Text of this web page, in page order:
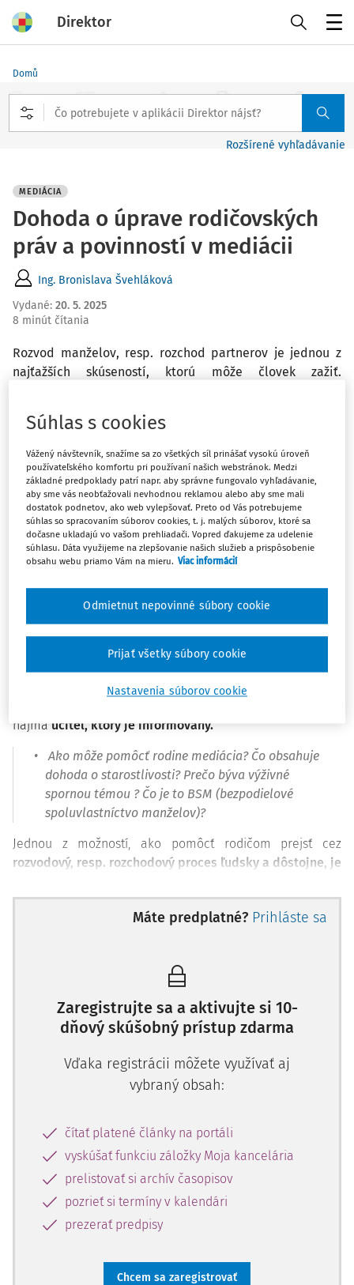
Direktor
Domů
Rozšírené vyhľadávanie
MEDIÁCIA
Dohoda o úprave rodičovských
práv a povinností v mediácii
Ing. Bronislava Švehláková
Vydané: 20. 5. 2025
8 minút čítania
Rozvod manželov, resp. rozchod partnerov je jednou z
najťažších skúseností, ktorú môže človek zažiť.
strachu. Ich pocity sa zrkadlia v ich správaní aj v škole, v
rovesníckych vzťahoch, pozorovať ich možno pri
školskom výkone, v ich sebavedomí. Preto je dôležité,
aby im nielen rodičia, ale aj učitelia, ktorí s nimi trávia
veľa času, poskytli dostatok pozornosti, podpory
a porozumenia.
priestore, ktorým škola v napätých rodinných
situáciách často je, môže byť pre deti dôležité aj z
hľadiska vytvárania ich sebaobrazu
a sebahodnotenia.
najmä učiteľ, ktorý je informovaný.
Ako môže pomôcť rodine mediácia? Čo obsahuje
dohoda o starostlivosti? Prečo býva výživné
spornou témou ? Čo je to BSM (bezpodielové
spoluvlastníctvo manželov)?
Jednou z možností, ako pomôcť rodičom prejsť cez
rozvodový, resp. rozchodový proces ľudsky a dôstojne, je
v posledných rokoch výraznou pomocou pre rodičov, ako
vyriešiť ich konflikt tak, aby všetci zúčastnení trpeli čo
Rozvod je spojený aj s konaním o úpravu výkonu
rodičovských práv a povinností.
maloletých detí rozvádzajú, môžu sa dohodnúť na
otázkach starostlivosti o deti
Máte predplatné? Prihláste sa
Zaregistrujte sa a aktivujte si 10-
dňový skúšobný prístup zdarma
Vďaka registrácii môžete využívať aj
vybraný obsah:
čítať platené články na portáli
vyskúšať funkciu záložky Moja kancelária
prelistovať si archív časopisov
pozrieť si termíny v kalendári
prezerať predpisy
Chcem sa zaregistrovať
Súhlas s cookies
Vážený návštevník, snažíme sa zo všetkých síl prinášať vysokú úroveň
používateľského komfortu pri používaní našich webstránok. Medzi
základné predpoklady patrí napr. aby správne fungovalo vyhľadávanie,
aby sme vás neobťažovali nevhodnou reklamou alebo aby sme mali
dostatok podnetov, ako web vylepšovať. Preto od Vás potrebujeme
súhlas so spracovaním súborov cookies, t. j. malých súborov, ktoré sa
dočasne ukladajú vo vašom prehliadači. Vopred ďakujeme za udelenie
súhlasu. Dáta využijeme na zlepšovanie našich služieb a prispôsobenie
obsahu webu priamo Vám na mieru. Viac informácií
Nastavenia súborov cookie
Odmietnut nepovinné súbory cookie
Prijať všetky súbory cookie